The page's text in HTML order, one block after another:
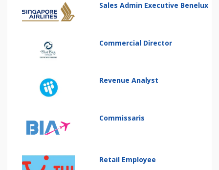
Sales Admin Executive Benelux
Commercial Director
Revenue Analyst
Commissaris
Retail Employee